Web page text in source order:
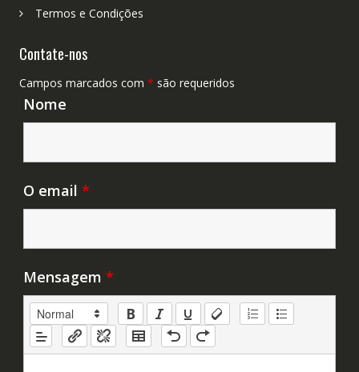
Termos e Condições
Contate-nos
Campos marcados com * são requeridos
Nome
O email *
Mensagem *